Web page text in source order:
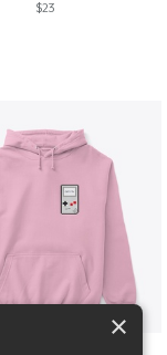
$23
×